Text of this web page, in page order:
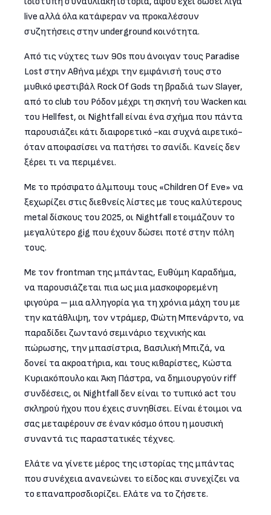
live αλλά όλα κατάφεραν να προκαλέσουν
συζητήσεις στην underground κοινότητα.
Από τις νύχτες των 90s που άνοιγαν τους Paradise
Lost στην Αθήνα μέχρι την εμφάνισή τους στο
μυθικό φεστιβάλ Rock Of Gods τη βραδιά των Slayer,
από το club του Ρόδον μέχρι τη σκηνή του Wacken και
του Hellfest, οι Nightfall είναι ένα σχήμα που πάντα
παρουσιάζει κάτι διαφορετικό -και συχνά αιρετικό-
όταν αποφασίσει να πατήσει το σανίδι. Κανείς δεν
ξέρει τι να περιμένει.
Με το πρόσφατο άλμπουμ τους «Children Of Eve» να
ξεχωρίζει στις διεθνείς λίστες με τους καλύτερους
metal δίσκους του 2025, οι Nightfall ετοιμάζουν το
μεγαλύτερο gig που έχουν δώσει ποτέ στην πόλη
τους.
Με τον frontman της μπάντας, Ευθύμη Καραδήμα,
να παρουσιάζεται πια ως μια μασκοφορεμένη
φιγούρα – μια αλληγορία για τη χρόνια μάχη του με
την κατάθλιψη, τον ντράμερ, Φώτη Μπενάρντο, να
παραδίδει ζωντανό σεμινάριο τεχνικής και
πώρωσης, την μπασίστρια, Βασιλική Μπιζά, να
δονεί τα ακροατήρια, και τους κιθαρίστες, Κώστα
Κυριακόπουλο και Άκη Πάστρα, να δημιουργούν riff
συνδέσεις, οι Nightfall δεν είναι το τυπικό act του
σκληρού ήχου που έχεις συνηθίσει. Είναι έτοιμοι να
σας μεταφέρουν σε έναν κόσμο όπου η μουσική
συναντά τις παραστατικές τέχνες.
Ελάτε να γίνετε μέρος της ιστορίας της μπάντας
που συνέχεια ανανεώνει το είδος και συνεχίζει να
το επαναπροσδιορίζει. Ελάτε να το ζήσετε.